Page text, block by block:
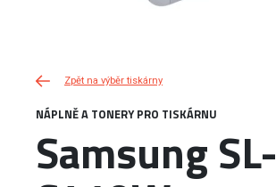
Zpět na výběr tiskárny
NÁPLNĚ A TONERY PRO TISKÁRNU
Samsung SL-